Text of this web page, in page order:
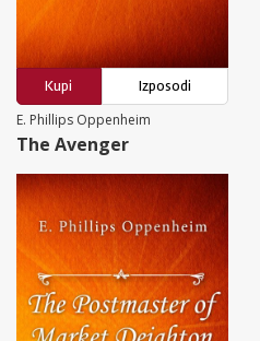
Kupi
Izposodi
E. Phillips Oppenheim
The Avenger